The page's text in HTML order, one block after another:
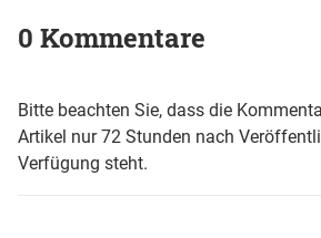
0 Kommentare
Bitte beachten Sie, dass die
Artikel nur 72 Stunden nach
Verfügung steht.